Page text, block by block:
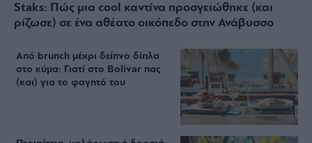
Staks: Πώς μια cool καντίνα προσγειώθηκε (και
ρίζωσε) σε ένα αθέατο οικόπεδο στην Ανάβυσσο
Από brunch μέχρι δείπνο δίπλα
στο κύμα: Γιατί στο Bolivar πας
(και) για το φαγητό του